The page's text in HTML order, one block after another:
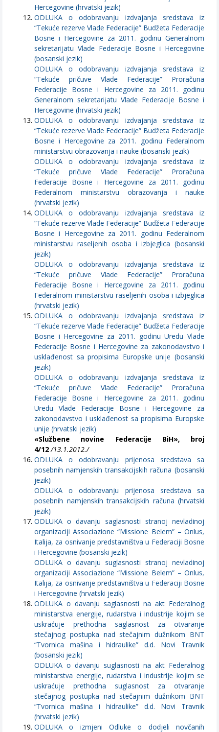
Hercegovine (hrvatski jezik)
ODLUKA o odobravanju izdvajanja sredstava iz
“Tekuće rezerve Vlade Federacije” Budžeta Federacije
Bosne i Hercegovine za 2011. godinu Generalnom
sekretarijatu Vlade Federacije Bosne i Hercegovine
(bosanski jezik)
ODLUKA o odobravanju izdvajanja sredstava iz
“Tekuće pričuve Vlade Federacije” Proračuna
Federacije Bosne i Hercegovine za 2011. godinu
Generalnom sekretarijatu Vlade Federacije Bosne i
Hercegovine (hrvatski jezik)
ODLUKA o odobravanju izdvajanja sredstava iz
“Tekuće rezerve Vlade Federacije” Budžeta Federacije
Bosne i Hercegovine za 2011. godinu Federalnom
ministarstvu obrazovanja i nauke (bosanski jezik)
ODLUKA o odobravanju izdvajanja sredstava iz
“Tekuće pričuve Vlade Federacije” Proračuna
Federacije Bosne i Hercegovine za 2011. godinu
Federalnom ministarstvu obrazovanja i nauke
(hrvatski jezik)
ODLUKA o odobravanju izdvajanja sredstava iz
“Tekuće rezerve Vlade Federacije” Budžeta Federacije
Bosne i Hercegovine za 2011. godinu Federalnom
ministarstvu raseljenih osoba i izbjeglica (bosanski
jezik)
ODLUKA o odobravanju izdvajanja sredstava iz
“Tekuće pričuve Vlade Federacije” Proračuna
Federacije Bosne i Hercegovine za 2011. godinu
Federalnom ministarstvu raseljenih osoba i izbjeglica
(hrvatski jezik)
ODLUKA o odobravanju izdvajanja sredstava iz
“Tekuće rezerve Vlade Federacije” Budžeta Federacije
Bosne i Hercegovine za 2011. godinu Uredu Vlade
Federacije Bosne i Hercegovine za zakonodavstvo i
usklađenost sa propisima Europske unije (bosanski
jezik)
ODLUKA o odobravanju izdvajanja sredstava iz
“Tekuće pričuve Vlade Federacije” Proračuna
Federacije Bosne i Hercegovine za 2011. godinu
Uredu Vlade Federacije Bosne i Hercegovine za
zakonodavstvo i usklađenost sa propisima Europske
unije (hrvatski jezik)
«Službene novine Federacije BiH», broj
4/12/13.1.2012./
ODLUKA o odobravanju prijenosa sredstava sa
posebnih namjenskih transakcijskih računa (bosanski
jezik)
ODLUKA o odobravanju prijenosa sredstava sa
posebnih namjenskih transakcijskih računa (hrvatski
jezik)
ODLUKA o davanju saglasnosti stranoj nevladinoj
organizaciji Associazione “Missione Belem” – Onlus,
Italija, za osnivanje predstavništva u Federaciji Bosne
i Hercegovine (bosanski jezik)
ODLUKA o davanju suglasnosti stranoj nevladinoj
organizaciji Associazione “Missione Belem” – Onlus,
Italija, za osnivanje predstavništva u Federaciji Bosne
i Hercegovine (hrvatski jezik)
ODLUKA o davanju saglasnosti na akt Federalnog
ministarstva energije, rudarstva i industrije kojim se
uskraćuje prethodna saglasnost za otvaranje
stečajnog postupka nad stečajnim dužnikom BNT
“Tvornica mašina i hidraulike” d.d. Novi Travnik
(bosanski jezik)
ODLUKA o davanju suglasnosti na akt Federalnog
ministarstva energije, rudarstva i industrije kojim se
uskraćuje prethodna suglasnost za otvaranje
stečajnog postupka nad stečajnim dužnikom BNT
“Tvornica mašina i hidraulike” d.d. Novi Travnik
(hrvatski jezik)
ODLUKA o izmjeni Odluke o dodjeli novčanih